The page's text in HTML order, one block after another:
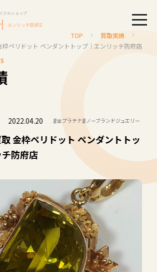
TOP
買取実績
枠ペリドット ペンダントトップ｜エンリッチ防府店
2022.04.20 #金プラチナ# ノーブランドジュエリー
金枠ペリドット ペンダントトッ
防府店